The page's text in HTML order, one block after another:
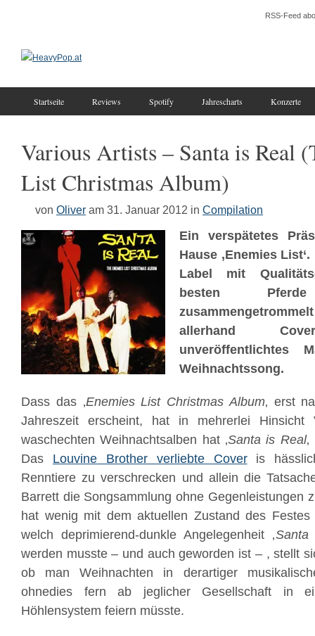
RSS-Feed
Startseite Reviews Spotify Jahrescharts Konzerte
Various Artists – Santa is Real
List Christmas Album)
von Oliver am 31. Januar 2012 in Compilation
Ein verspätetes
Hause ‚Enemies
Label mit
besten
allerhand
unveröffentlichtes
Weihnachtssong.
Dass das ‚Enemies List Christmas Album‚ erst
Jahreszeit erscheint, hat in mehrerlei
waschechten Weihnachtsalben hat ‚Santa is Real
Das Louvine Brother verliebte Coveris
Renntiere zu verschrecken und allein die
Barrett die Songsammlung ohne Gegenleistungen
hat wenig mit dem aktuellen Zustand des
welch deprimierend-dunkle Angelegenheit ‚
werden musste – und auch geworden ist – , stellt
ob man Weihnachten in derartiger
ohnedies fern ab jeglicher Gesellschaft in
Höhlensystem feiern müsste.